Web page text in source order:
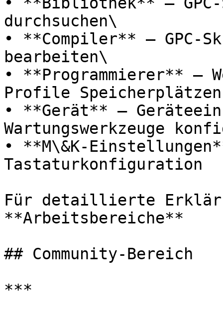
durchsuchen\
• **Compiler** – GPC-
bearbeiten\
• **Programmierer** –
Profile
• **Gerät** –
Wartungswerkzeuge
• **M\&K-
Tastaturkonfiguration
Für detaillierte
**Arbeitsbereiche**
## Community-Bereich
***